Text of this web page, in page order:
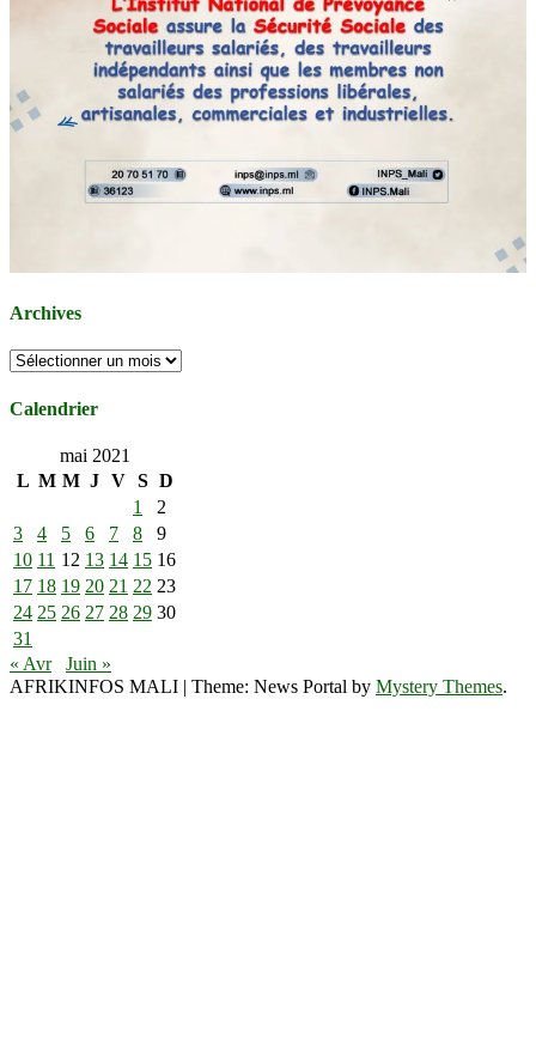
Archives
Archives
Calendrier
mai 2021
L M M J V S D
1
2
3
4 5 6 7 8
9
10 11 12 13 14 15 16
17 18 19 20 21 22 23
24 25 26 27 28 29 30
31
« Avr
Juin »
AFRIKINFOS MALI | Theme: News Portal by Mystery Themes.